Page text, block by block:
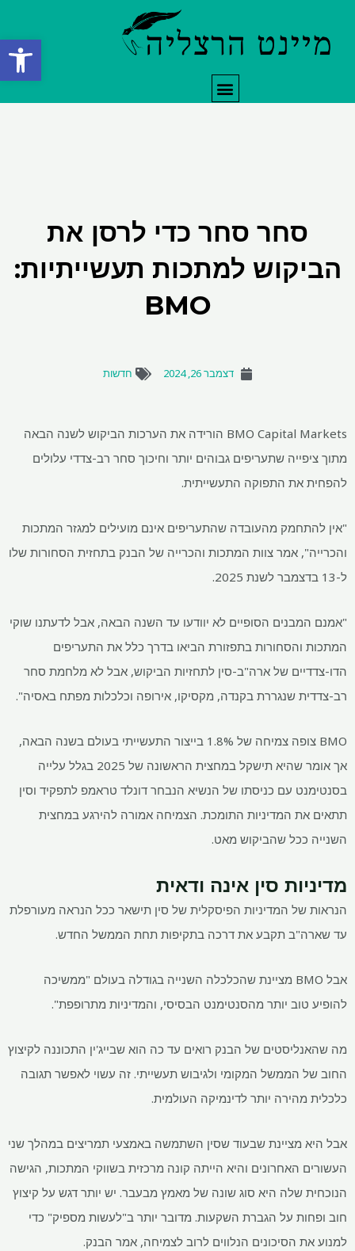
פתח
תפריט
סחר סחר כדי לרסן את
הביקוש למתכות תעשייתיות:
BMO
דצמבר 26, 2024 חדשות
BMO Capital Markets הורידה את הערכות הביקוש לשנה הבאה
מתוך ציפייה שתעריפים גבוהים יותר וחיכוך סחר רב-צדדי עלולים
להפחית את התפוקה התעשייתית.
"אין להתחמק מהעובדה שהתעריפים אינם מועילים למגזר המתכות
והכרייה", אמר צוות המתכות והכרייה של הבנק בתחזית הסחורות שלו
ל-13 בדצמבר לשנת 2025.
"אמנם המבנים הסופיים לא יוודעו עד השנה הבאה, אבל לדעתנו שוקי
המתכות והסחורות בתפזורת הביאו בדרך כלל את התעריפים
הדו-צדדיים של ארה"ב-סין לתחזיות הביקוש, אבל לא מלחמת סחר
רב-צדדית שנגררת בקנדה, מקסיקו, אירופה וכלכלות מפתח באסיה".
BMO צופה צמיחה של 1.8% בייצור התעשייתי בעולם בשנה הבאה,
אך אומר שהיא תישקל במחצית הראשונה של 2025 בגלל עלייה
בסנטימנט עם כניסתו של הנשיא הנבחר דונלד טראמפ לתפקיד וסין
תתאים את המדיניות התומכת. הצמיחה אמורה להירגע במחצית
השנייה ככל שהביקוש מאט.
מדיניות סין אינה ודאית
הנראות של המדיניות הפיסקלית של סין תישאר ככל הנראה מעורפלת
עד שארה"ב תקבע את דרכה בתקיפות תחת הממשל החדש.
אבל BMO מציינת שהכלכלה השנייה בגודלה בעולם "ממשיכה
להופיע טוב יותר מהסנטימנט הבסיסי, והמדיניות מתרופפת".
מה שהאנליסטים של הבנק רואים עד כה הוא שבייג'ין התכוננה לקיצוץ
החוב של הממשל המקומי ולגיבוש תעשייתי. זה עשוי לאפשר תגובה
כלכלית מהירה יותר לדינמיקה העולמית.
אבל היא מציינת שבעוד שסין השתמשה באמצעי תמריצים במהלך שני
העשורים האחרונים והיא הייתה קונה מרכזית בשווקי המתכות, הגישה
הנוכחית שלה היא סוג שונה של מאמץ מבעבר. יש יותר דגש על קיצוץ
חוב ופחות על הגברת השקעות. מדובר יותר ב"לעשות מספיק" כדי
למנוע את הסיכונים הנלווים לרוב לצמיחה, אמר הבנק.